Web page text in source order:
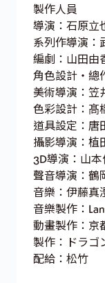
製作人員
導演：石原立
系列作導演：
編劇：山田由
角色設計・總
美術導演：笠
色彩設計：髙
道具設定：唐
攝影導演：植
3D導演：山
聲音導演：鶴
音樂：伊藤真
音樂製作：
動畫製作：京
製作：ドラゴ
配給：松竹